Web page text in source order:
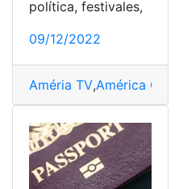
política, festivales,
09/12/2022
Améria TV,América Canta